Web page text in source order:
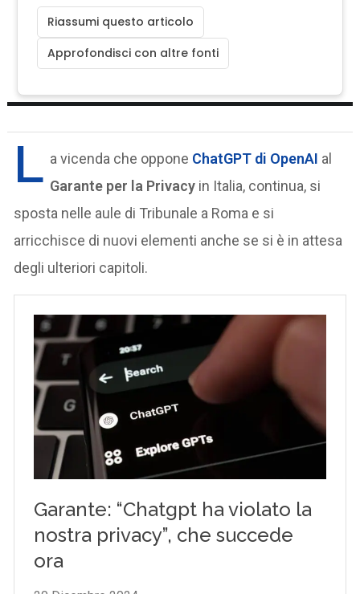
Riassumi questo articolo
Approfondisci con altre fonti
L a vicenda che oppone ChatGPT di OpenAI al
Garante per la Privacy in Italia, continua, si
sposta nelle aule di Tribunale a Roma e si
arricchisce di nuovi elementi anche se si è in attesa
degli ulteriori capitoli.